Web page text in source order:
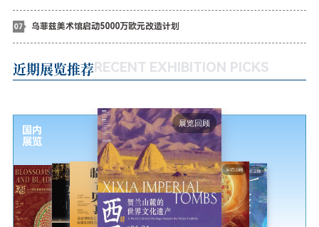
乌菲兹美术馆启动5000万欧元改造计划
近期展览推荐RECENT EXHIBITION PICKS
国内
展览
展览回顾
展览回顾 展览回顾
展览回顾 展览回顾 展览回顾